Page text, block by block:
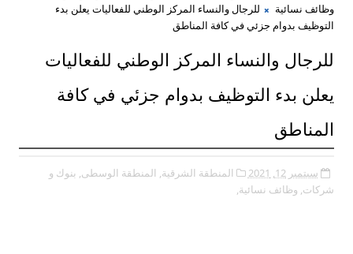
وظائف نسائية
للرجال والنساء المركز الوطني للفعاليات يعلن بدء
التوظيف بدوام جزئي في كافة المناطق
للرجال والنساء المركز الوطني للفعاليات
يعلن بدء التوظيف بدوام جزئي في كافة
المناطق
سبتمبر 12, 2021 المنطقة الشرقية, المنطقة الوسطى, بنوك و
شركات, وظائف نسائية,